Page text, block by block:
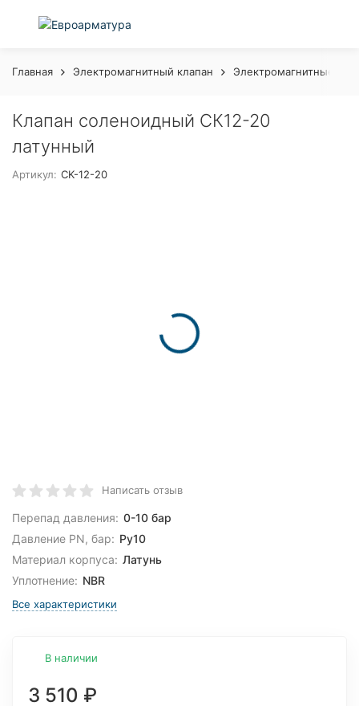
Главная Электромагнитный клапан Электромагнитные
Клапан соленоидный СК12-20
латунный
Артикул: CK-12-20
Написать отзыв
Перепад давления: 0-10 бар
Давление PN, бар: Ру10
Материал корпуса: Латунь
Уплотнение: NBR
Все характеристики
В наличии
3 510 ₽